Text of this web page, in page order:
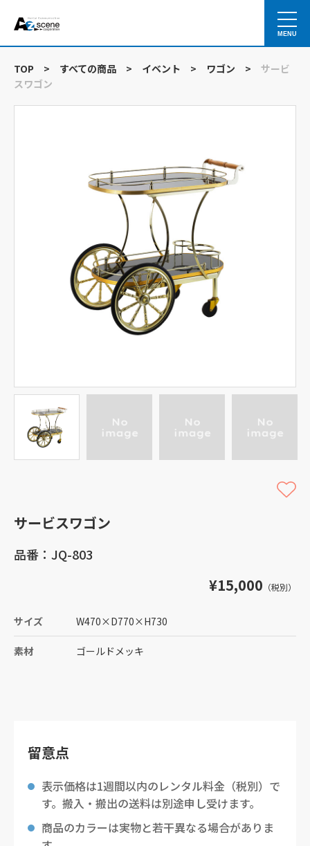
MENU
TOP > すべての商品 > イベント > ワゴン >
サービ
スワゴン
サービスワゴン
品番：JQ-803
¥15,000 （税別）
サイズ W470×D770×H730
素材 ゴールドメッキ
留意点
表示価格は1週間以内のレンタル料金（税別）で
す。搬入・搬出の送料は別途申し受けます。
商品のカラーは実物と若干異なる場合がありま